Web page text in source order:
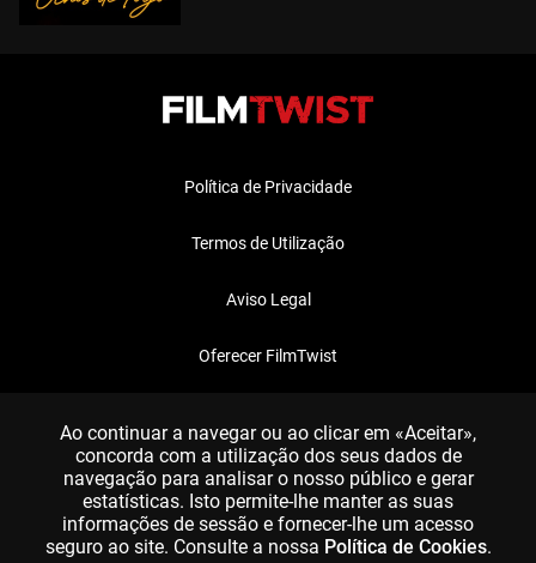
Política de Privacidade
Termos de Utilização
Aviso Legal
Oferecer FilmTwist
Ao continuar a navegar ou ao clicar em «Aceitar»,
concorda com a utilização dos seus dados de
navegação para analisar o nosso público e gerar
estatísticas. Isto permite-lhe manter as suas
informações de sessão e fornecer-lhe um acesso
seguro ao site. Consulte a nossa Política de Cookies.